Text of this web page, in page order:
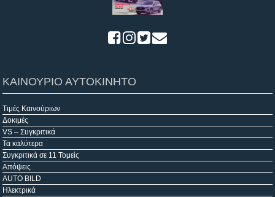
ΚΑΙΝΟΥΡΙΟ ΑΥΤΟΚΙΝΗΤΟ
Τιμές Καινούριων
Δοκιμές
VS – Συγκριτικά
Τα καλύτερα
Συγκριτικά σε 11 Τομείς
Απόψεις
AUTO BILD
Ηλεκτρικά